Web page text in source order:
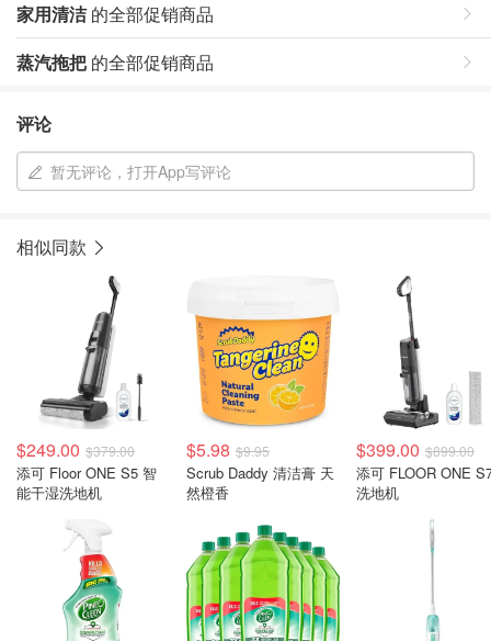
家用清洁的全部促销商品
蒸汽拖把 的全部促销商品
评论
暂无评论，打开App写评论
相似同款
$249.00 $379.00
添可 Floor ONE S5 智
能干湿洗地机
$5.98 $9.95
Scrub Daddy 清洁膏 天
然橙香
$399.00 $899.00
添可 FLOOR ONE
洗地机